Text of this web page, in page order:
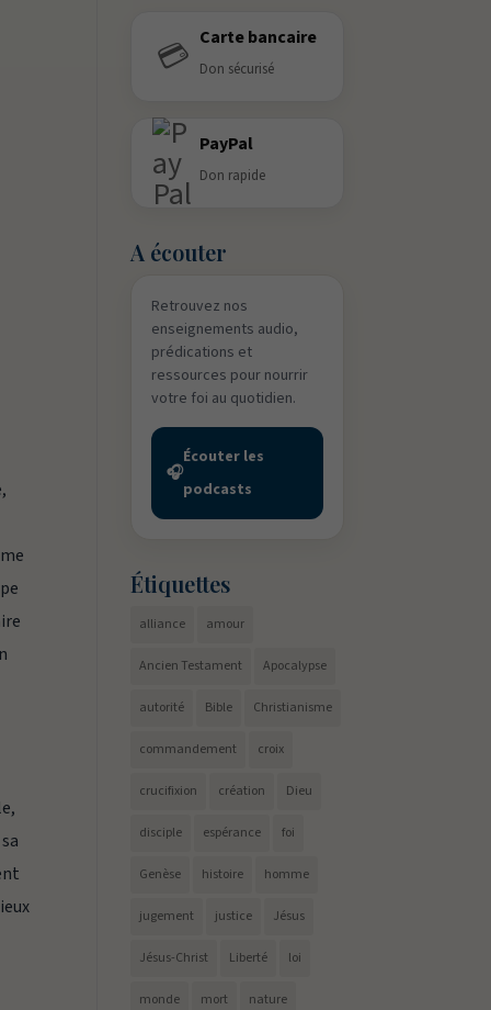
💳 Carte bancaire
Don sécurisé
PayPal
Don rapide
A écouter
Retrouvez nos
enseignements audio,
prédications et
ressources pour nourrir
votre foi au quotidien.
🎧
Écouter les
podcasts
Étiquettes
alliance amour
Ancien Testament Apocalypse
autorité Bible Christianisme
commandement croix
crucifixion création Dieu
disciple espérance foi
Genèse histoire homme
jugement justice Jésus
Jésus-Christ Liberté loi
monde mort nature